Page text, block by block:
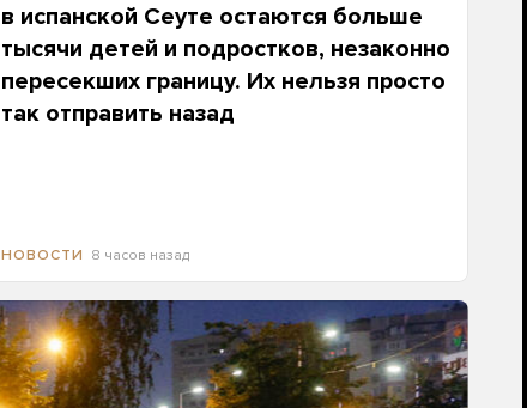
в испанской Сеуте остаются больше
тысячи детей и подростков, незаконно
пересекших границу. Их нельзя просто
так отправить назад
НОВОСТИ 8 часов назад